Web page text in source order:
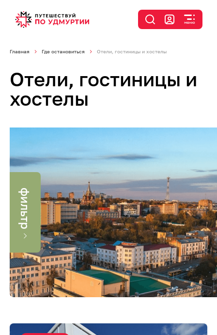
Главная Где остановиться Отели, гостиницы и хостелы
Отели, гостиницы и
хостелы
фильтр